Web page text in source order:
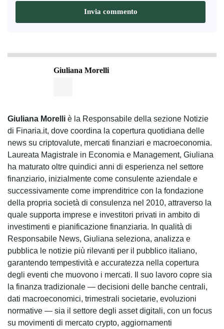
Giuliana Morelli
Giuliana Morelli è la Responsabile della sezione Notizie
di Finaria.it, dove coordina la copertura quotidiana delle
news su criptovalute, mercati finanziari e macroeconomia.
Laureata Magistrale in Economia e Management, Giuliana
ha maturato oltre quindici anni di esperienza nel settore
finanziario, inizialmente come consulente aziendale e
successivamente come imprenditrice con la fondazione
della propria società di consulenza nel 2010, attraverso la
quale supporta imprese e investitori privati in ambito di
investimenti e pianificazione finanziaria. In qualità di
Responsabile News, Giuliana seleziona, analizza e
pubblica le notizie più rilevanti per il pubblico italiano,
garantendo tempestività e accuratezza nella copertura
degli eventi che muovono i mercati. Il suo lavoro copre sia
la finanza tradizionale — decisioni delle banche centrali,
dati macroeconomici, trimestrali societarie, evoluzioni
normative — sia il settore degli asset digitali, con un focus
su movimenti di mercato crypto, aggiornamenti